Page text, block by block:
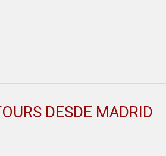
DESDE MADRID